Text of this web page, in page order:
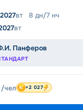
вт 8 дн/7 нч
вт
Панферов
/чел +2 027